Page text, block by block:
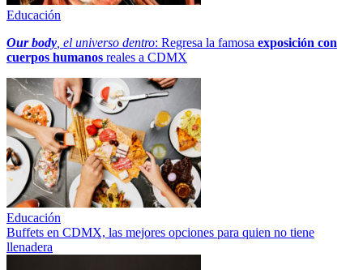
Educación
Our body , el universo dentro: Regresa la famosa exposición con
cuerpos humanos reales a CDMX
Educación
Buffets en CDMX, las mejores opciones para quien no tiene
llenadera